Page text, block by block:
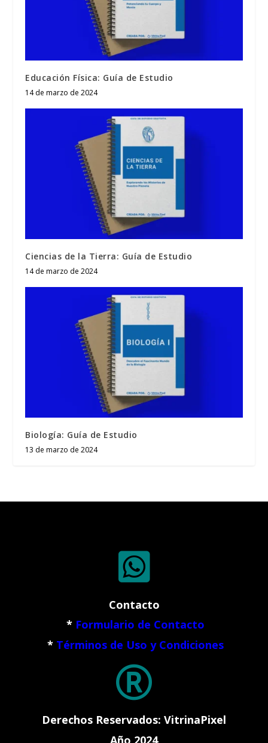
Educación Física: Guía de Estudio
14 de marzo de 2024
Ciencias de la Tierra: Guía de Estudio
14 de marzo de 2024
Biología: Guía de Estudio
13 de marzo de 2024

Contacto
* Formulario de Contacto
* Términos de Uso y Condiciones

Derechos Reservados: VitrinaPixel
Año 2024